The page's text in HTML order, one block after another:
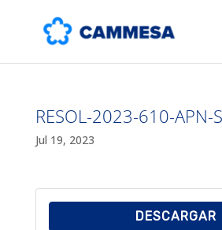
RESOL-2023-610-APN-
Jul 19, 2023
DESCARGAR